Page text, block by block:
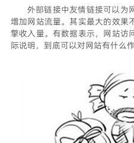
外部链接中友情链接可以为
增加网站流量。其实最大的效果
擎收入量。有数据表示，网站访
际说明，到底可以对网站有什么作